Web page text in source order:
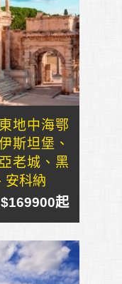
地中海鄂
斯坦堡、
老城、黑
安科納
$169900起